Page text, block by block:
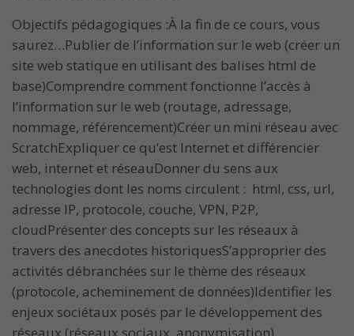
Objectifs pédagogiques :À la fin de ce cours, vous
saurez…Publier de l’information sur le web (créer un
site web statique en utilisant des balises html de
base)Comprendre comment fonctionne l’accès à
l’information sur le web (routage, adressage,
nommage, référencement)Créer un mini réseau avec
ScratchExpliquer ce qu’est Internet et différencier
web, internet et réseauDonner du sens aux
technologies dont les noms circulent : html, css, url,
adresse IP, protocole, couche, VPN, P2P,
cloudPrésenter des concepts sur les réseaux à
travers des anecdotes historiquesS’approprier des
activités débranchées sur le thème des réseaux
(protocole, acheminement de données)Identifier les
enjeux sociétaux posés par le développement des
réseaux (réseaux sociaux, anonymisation).